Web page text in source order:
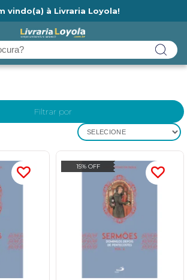
vindo(a) à Livraria Loyola!
Filtrar por
SELECIONE
15% OFF